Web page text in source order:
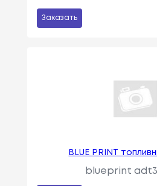
Заказать
BLUE PRINT
blueprint